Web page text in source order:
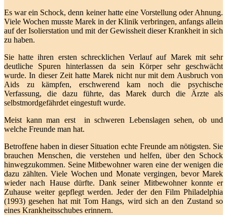
Es war ein Schock, denn keiner hatte eine Vorstellung oder Ahnung.
Viele Wochen musste Marek in der Klinik verbringen, anfangs allein
auf der Isolierstation und mit der Gewissheit dieser Krankheit in sich
zu haben.
Sie hatte ihren ersten schrecklichen Verlauf auf Marek mit sehr
deutliche Spuren hinterlassen da sein Körper sehr geschwächt
wurde. In dieser Zeit hatte Marek nicht nur mit dem Ausbruch von
Aids zu kämpfen, erschwerend kam noch die psychische
Verfassung, die dazu führte, das Marek durch die Ärzte als
selbstmordgefährdet eingestuft wurde.
Meist kann man erst in schweren Lebenslagen sehen, ob und
welche Freunde man hat.
Betroffene haben in dieser Situation echte Freunde am nötigsten. Sie
brauchen Menschen, die verstehen und helfen, über den Schock
hinwegzukommen. Seine Mitbewohner waren eine der wenigen die
dazu zählten. Viele Wochen und Monate vergingen, bevor Marek
wieder nach Hause dürfte. Dank seiner Mitbewohner konnte er
Zuhause weiter gepflegt werden. Jeder der den Film Philadelphia
(1993) gesehen hat mit Tom Hangs, wird sich an den Zustand so
eines Krankheitsschubes erinnern.